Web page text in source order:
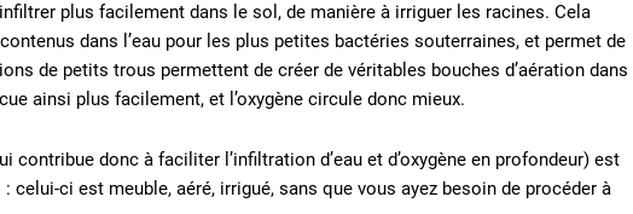
plus facilement dans le sol, de manière à irriguer les racines. Cela
dans l’eau pour les plus petites bactéries souterraines, et permet de
de petits trous permettent de créer de véritables bouches d’aération dans
ainsi plus facilement, et l’oxygène circule donc mieux.
donc à faciliter l’infiltration d’eau et d’oxygène en profondeur) est
ci est meuble, aéré, irrigué, sans que vous ayez besoin de procéder à